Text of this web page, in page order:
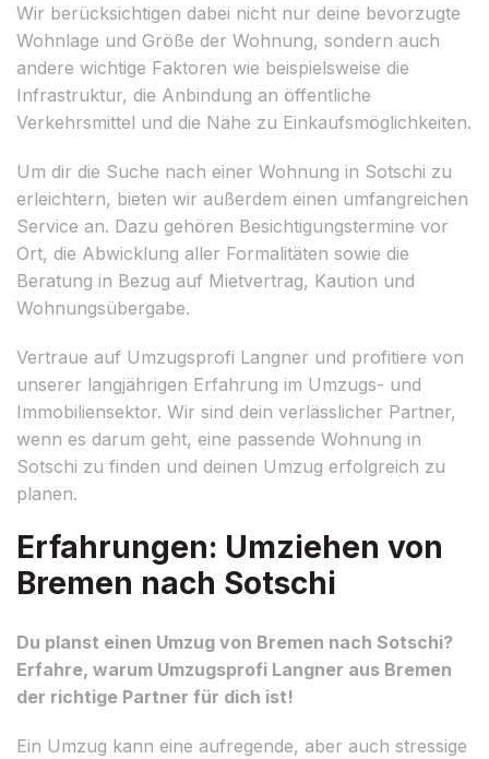
Wir berücksichtigen dabei nicht nur deine bevorzugte
Wohnlage und Größe der Wohnung, sondern auch
andere wichtige Faktoren wie beispielsweise die
Infrastruktur, die Anbindung an öffentliche
Verkehrsmittel und die Nähe zu Einkaufsmöglichkeiten.
Um dir die Suche nach einer Wohnung in Sotschi zu
erleichtern, bieten wir außerdem einen umfangreichen
Service an. Dazu gehören Besichtigungstermine vor
Ort, die Abwicklung aller Formalitäten sowie die
Beratung in Bezug auf Mietvertrag, Kaution und
Wohnungsübergabe.
Vertraue auf Umzugsprofi Langner und profitiere von
unserer langjährigen Erfahrung im Umzugs- und
Immobiliensektor. Wir sind dein verlässlicher Partner,
wenn es darum geht, eine passende Wohnung in
Sotschi zu finden und deinen Umzug erfolgreich zu
planen.
Erfahrungen: Umziehen von
Bremen nach Sotschi
Du planst einen Umzug von Bremen nach Sotschi?
Erfahre, warum Umzugsprofi Langner aus Bremen
der richtige Partner für dich ist!
Ein Umzug kann eine aufregende, aber auch stressige